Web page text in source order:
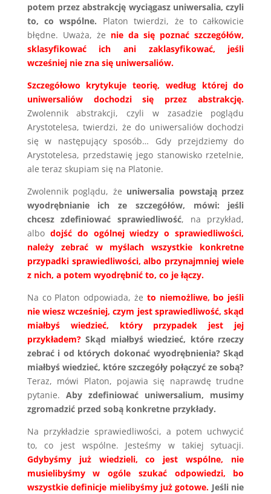
potem przez abstrakcję wyciągasz uniwersalia, czyli
to, co wspólne. Platon twierdzi, że to całkowicie
błędne. Uważa, że nie da się poznać szczegółów,
sklasyfikować ich ani zaklasyfikować, jeśli
wcześniej nie zna się uniwersaliów.
Szczegółowo krytykuje teorię, według której do
uniwersaliów dochodzi się przez abstrakcję.
Zwolennik abstrakcji, czyli w zasadzie poglądu
Arystotelesa, twierdzi, że do uniwersaliów dochodzi
się w następujący sposób… Gdy przejdziemy do
Arystotelesa, przedstawię jego stanowisko rzetelnie,
ale teraz skupiam się na Platonie.
Zwolennik poglądu, że uniwersalia powstają przez
wyodrębnianie ich ze szczegółów, mówi: jeśli
chcesz zdefiniować sprawiedliwość, na przykład,
albo dojść do ogólnej wiedzy o sprawiedliwości,
należy zebrać w myślach wszystkie konkretne
przypadki sprawiedliwości, albo przynajmniej wiele
z nich, a potem wyodrębnić to, co je łączy.
Na co Platon odpowiada, że to niemożliwe, bo jeśli
nie wiesz wcześniej, czym jest sprawiedliwość, skąd
miałbyś wiedzieć, który przypadek jest jej
przykładem?Skąd miałbyś wiedzieć, które rzeczy
zebrać i od których dokonać wyodrębnienia? Skąd
miałbyś wiedzieć, które szczegóły połączyć ze sobą?
Teraz, mówi Platon, pojawia się naprawdę trudne
pytanie. Aby zdefiniować uniwersalium, musimy
zgromadzić przed sobą konkretne przykłady.
Na przykładzie sprawiedliwości, a potem uchwycić
to, co jest wspólne. Jesteśmy w takiej sytuacji.
Gdybyśmy już wiedzieli, co jest wspólne, nie
musielibyśmy w ogóle szukać odpowiedzi, bo
wszystkie definicje mielibyśmy już gotowe. Jeśli nie